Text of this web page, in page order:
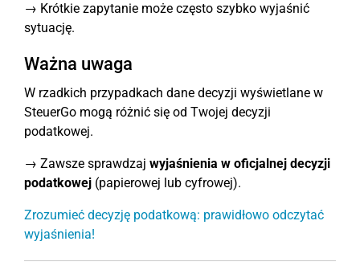
→ Krótkie zapytanie może często szybko wyjaśnić
sytuację.
Ważna uwaga
W rzadkich przypadkach dane decyzji wyświetlane w
SteuerGo mogą różnić się od Twojej decyzji
podatkowej.
→ Zawsze sprawdzaj wyjaśnienia w oficjalnej decyzji
podatkowej (papierowej lub cyfrowej).
Zrozumieć decyzję podatkową: prawidłowo odczytać
wyjaśnienia!